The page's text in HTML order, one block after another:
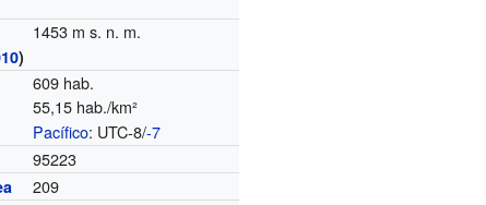
1453 m s. n. m.
)
609 hab.
55,15 hab./km²
Pacífico: UTC-8/-7
95223
209